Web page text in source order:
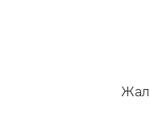
Аян
Жалағаш